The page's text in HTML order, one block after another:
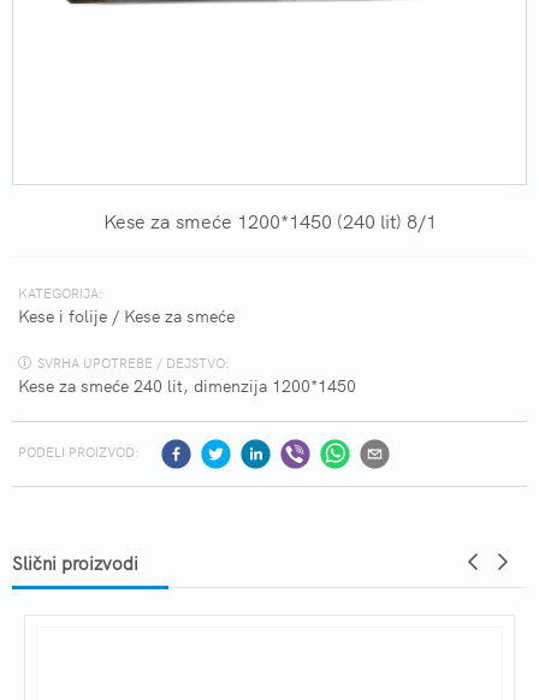
Kese za smeće 1200*1450 (240 lit) 8/1
KATEGORIJA:
Kese i folije / Kese za smeće
SVRHA UPOTREBE / DEJSTVO:
Kese za smeće 240 lit, dimenzija 1200*1450
PODELI PROIZVOD:
Slični proizvodi